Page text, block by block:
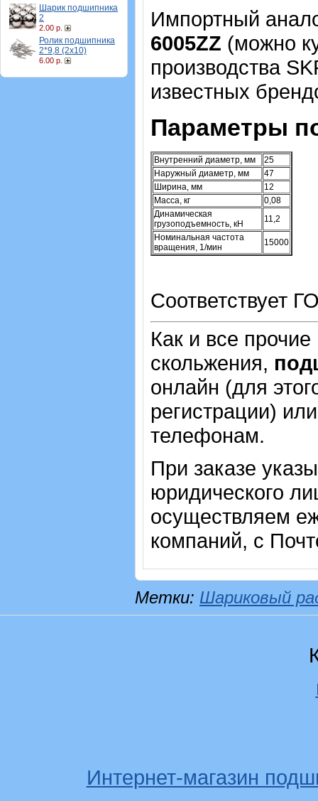
Шарик подшипника
2
2.00 р.
Ролик подшипника
2*9,8 (2х10)
6.00 р.
Импортный
6005ZZ (можно
производства
известных
Параметры
Внутренний диаметр, мм
25
Наружный диаметр, мм
47
Ширина, мм
12
Масса, кг
0,08
Динамическая
грузоподъемность, кН
11,2
Номинальная частота
вращения, 1/мин
15000
Соответствует
Как и все
скольжения,
онлайн (для
регистрации)
телефонам.
При заказе
юридического
осуществляем
компаний, с
Метки: Шариковый
Интернет-магазин